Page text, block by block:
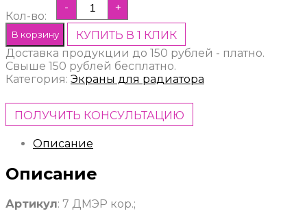
Кол-во:
- +
В корзину
КУПИТЬ В 1 КЛИК
Доставка продукции до 150 рублей - платно.
Свыше 150 рублей бесплатно.
Категория: Экраны для радиатора
ПОЛУЧИТЬ КОНСУЛЬТАЦИЮ
Описание
Описание
Артикул: 7 ДМЭР кор.;